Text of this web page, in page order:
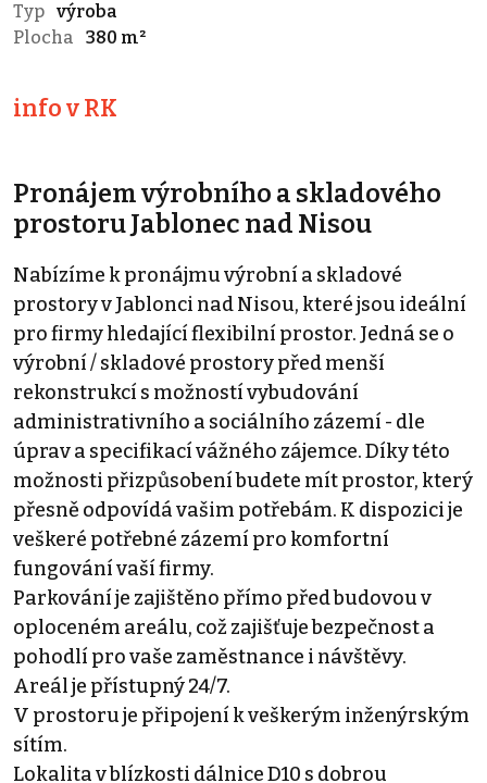
Typ výroba
Plocha
380 m²
info v RK
Pronájem výrobního a skladového
prostoru Jablonec nad Nisou
Nabízíme k pronájmu výrobní a skladové
prostory v Jablonci nad Nisou, které jsou ideální
pro firmy hledající flexibilní prostor. Jedná se o
výrobní / skladové prostory před menší
rekonstrukcí s možností vybudování
administrativního a sociálního zázemí - dle
úprav a specifikací vážného zájemce. Díky této
možnosti přizpůsobení budete mít prostor, který
přesně odpovídá vašim potřebám. K dispozici je
veškeré potřebné zázemí pro komfortní
fungování vaší firmy.
Parkování je zajištěno přímo před budovou v
oploceném areálu, což zajišťuje bezpečnost a
pohodlí pro vaše zaměstnance i návštěvy.
Areál je přístupný 24/7.
V prostoru je připojení k veškerým inženýrským
sítím.
Lokalita v blízkosti dálnice D10 s dobrou